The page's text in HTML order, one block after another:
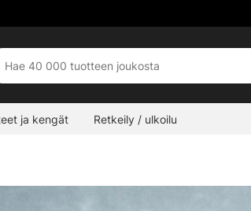
ja kengät Retkeily / ulkoilu